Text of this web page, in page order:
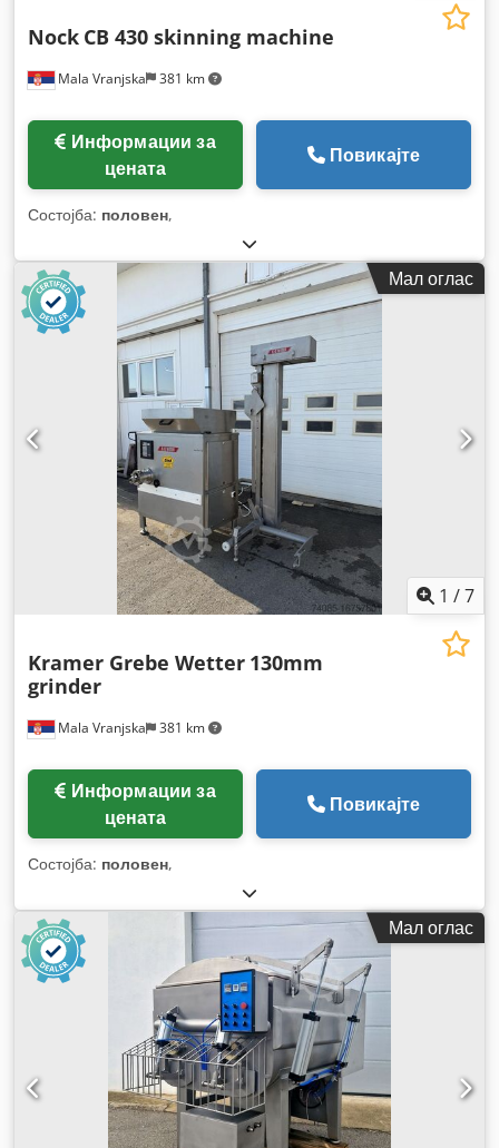
Mala Vranjska 381 km
Nock CB 430 skinning machine
цената
Повикајте
Состојба: половен,
Мал оглас
1 /7
Mala Vranjska 381 km
Kramer Grebe Wetter 130mm
grinder
цената
Повикајте
Состојба: половен,
Мал оглас